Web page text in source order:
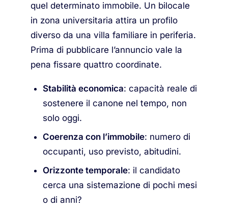
quel determinato immobile. Un bilocale
in zona universitaria attira un profilo
diverso da una villa familiare in periferia.
Prima di pubblicare l’annuncio vale la
pena fissare quattro coordinate.
Stabilità economica: capacità reale di
sostenere il canone nel tempo, non
solo oggi.
Coerenza con l’immobile: numero di
occupanti, uso previsto, abitudini.
Orizzonte temporale: il candidato
cerca una sistemazione di pochi mesi
o di anni?